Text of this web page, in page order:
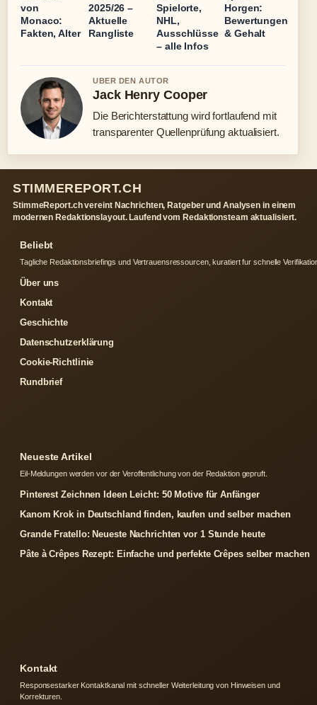
von
Monaco:
Fakten, Alter
2025/26 –
Aktuelle
Rangliste
Spielorte,
NHL,
Ausschlüsse
– alle Infos
Horgen:
Bewertungen
& Gehalt
UBER DEN AUTOR
Jack Henry Cooper
Die Berichterstattung wird fortlaufend mit
transparenter Quellenprüfung aktualisiert.
STIMMEREPORT.CH
StimmeReport.ch vereint Nachrichten, Ratgeber und Analysen in einem
modernen Redaktionslayout. Laufend vom Redaktionsteam aktualisiert.
Beliebt
Tagliche Redaktionsbriefings und Vertrauensressourcen, kuratiert fur schnelle
Über uns
Kontakt
Geschichte
Datenschutzerklärung
Cookie-Richtlinie
Rundbrief
Neueste Artikel
Eil-Meldungen werden vor der Veroffentlichung von der Redaktion gepruft.
Pinterest Zeichnen Ideen Leicht: 50 Motive für Anfänger
Kanom Krok in Deutschland finden, kaufen und selber machen
Grande Fratello: Neueste Nachrichten vor 1 Stunde heute
Pâte à Crêpes Rezept: Einfache und perfekte Crêpes selber machen
Kontakt
Responsestarker Kontaktkanal mit schneller Weiterleitung von Hinweisen und
Korrekturen.